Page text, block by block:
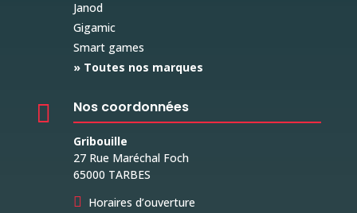
Janod
Gigamic
Smart games
» Toutes nos marques
 Nos coordonnées
Gribouille
27 Rue Maréchal Foch
65000 TARBES
 Horaires d’ouverture